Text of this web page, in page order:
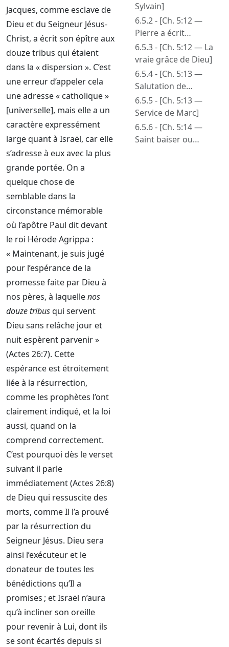
Jacques, comme esclave de
Dieu et du Seigneur Jésus-
Christ, a écrit son épître aux
douze tribus qui étaient
dans la « dispersion ». C’est
une erreur d’appeler cela
une adresse « catholique »
[universelle], mais elle a un
caractère expressément
large quant à Israël, car elle
s’adresse à eux avec la plus
grande portée. On a
quelque chose de
semblable dans la
circonstance mémorable
où l’apôtre Paul dit devant
le roi Hérode Agrippa :
« Maintenant, je suis jugé
pour l’espérance de la
promesse faite par Dieu à
nos pères, à laquellenos
douze tribusqui servent
Dieu sans relâche jour et
nuit espèrent parvenir »
(Actes 26:7). Cette
espérance est étroitement
liée à la résurrection,
comme les prophètes l’ont
clairement indiqué, et la loi
aussi, quand on la
comprend correctement.
C’est pourquoi dès le verset
suivant il parle
immédiatement (Actes 26:8)
de Dieu qui ressuscite des
morts, comme Il l’a prouvé
par la résurrection du
Seigneur Jésus. Dieu sera
ainsi l’exécuteur et le
donateur de toutes les
bénédictions qu’Il a
promises ; et Israël n’aura
qu’à incliner son oreille
pour revenir à Lui, dont ils
se sont écartés depuis si
Sylvain]
6.5.2 - [Ch. 5:12 —
Pierre a écrit
brièvement]
6.5.3 - [Ch. 5:12 — La
vraie grâce de Dieu]
6.5.4 - [Ch. 5:13 —
Salutation de
Babylone. La femme
de Pierre]
6.5.5 - [Ch. 5:13 —
Service de Marc]
6.5.6 - [Ch. 5:14 —
Saint baiser ou